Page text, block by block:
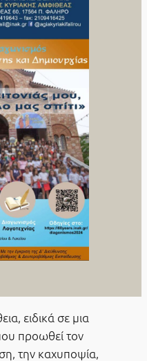
ειδικά σε μια
προωθεί τον
την καχυποψία,